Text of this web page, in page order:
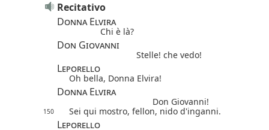
Recitativo
Donna Elvira
Chi è là?
Don Giovanni
Stelle! che vedo!
Leporello
Oh bella, Donna Elvira!
Donna Elvira
Don Giovanni!
150 Sei qui mostro, fellon, nido d'inganni.
Leporello